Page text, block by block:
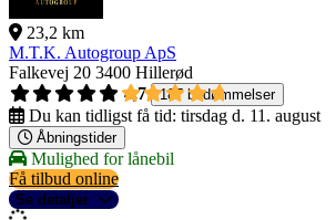
23,2 km
M.T.K. Autogroup ApS
Falkevej 20 3400 Hillerød
4,7
187 bedømmelser
Du kan tidligst få tid: tirsdag d. 11. august
Åbningstider
Mulighed for lånebil
Få tilbud online
Se detaljer